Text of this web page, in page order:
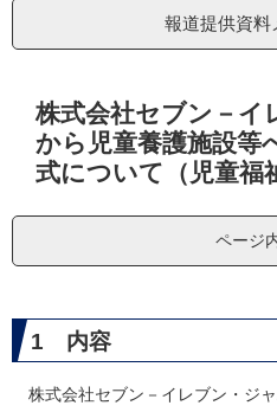
報道提供資料
株式会社セブン－イ
から児童養護施設等
式について（児童福
ページ
1 内容
株式会社セブン－イレブン・ジ